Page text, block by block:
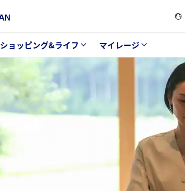
ショッピング&ライフ マイレージ